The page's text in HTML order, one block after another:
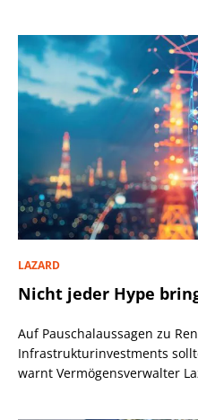
LAZARD
Nicht jeder Hype
Auf Pauschalaussagen zu
Infrastrukturinvestments
warnt Vermögensverwalter